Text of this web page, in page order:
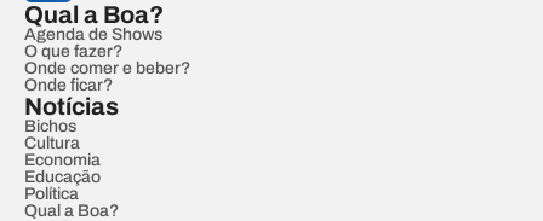
Qual a Boa?
Agenda de Shows
O que fazer?
Onde comer e beber?
Onde ficar?
Notícias
Bichos
Cultura
Economia
Educação
Política
Qual a Boa?